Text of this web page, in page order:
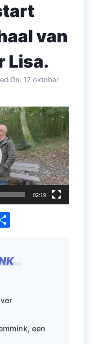
van
Lisa.
On: 12 oktober
een
02:19
el
n